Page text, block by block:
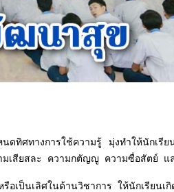
ศทางการใช้ความรู้ มุ่งทำให้นักเรีย
มเสียสละ ความกตัญญู ความซื่อสัตย์ แ
ป็นเลิศในด้านวิชาการ ให้นักเรียนเกิ